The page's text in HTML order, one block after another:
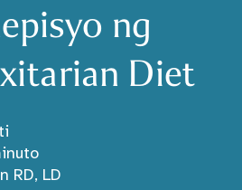
ng
Diet
RD, LD